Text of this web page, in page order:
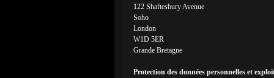
122 Shaftesbury Avenue
Soho
London
W1D 5ER
Grande Bretagne
Protection des données personnelles et